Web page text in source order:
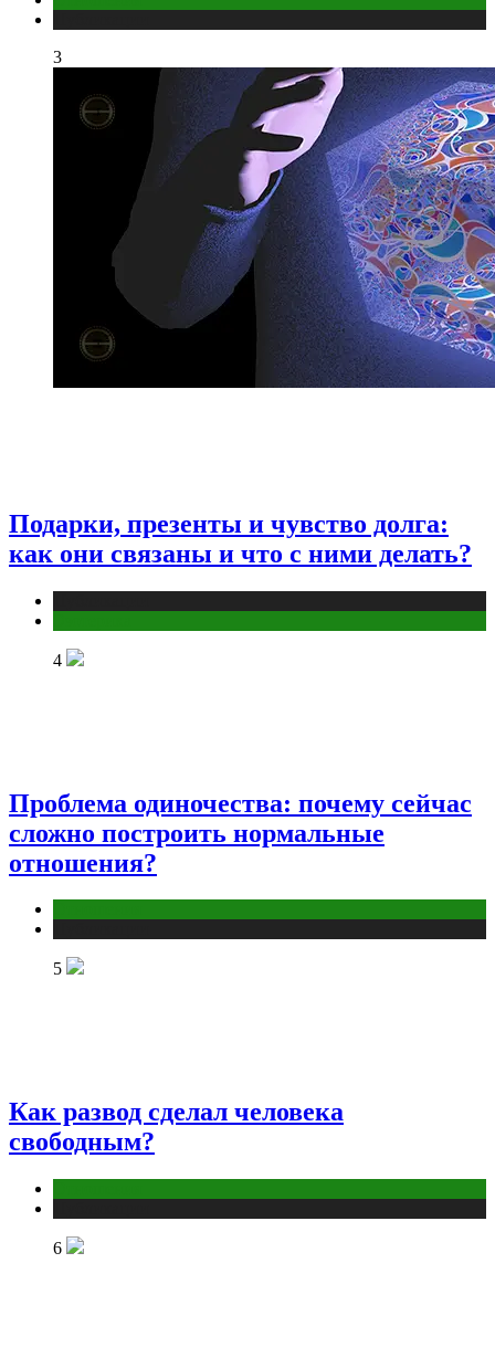
3
Подарки, презенты и чувство долга:
как они связаны и что с ними делать?
4
Проблема одиночества: почему сейчас
сложно построить нормальные
отношения?
5
Как развод сделал человека
свободным?
6